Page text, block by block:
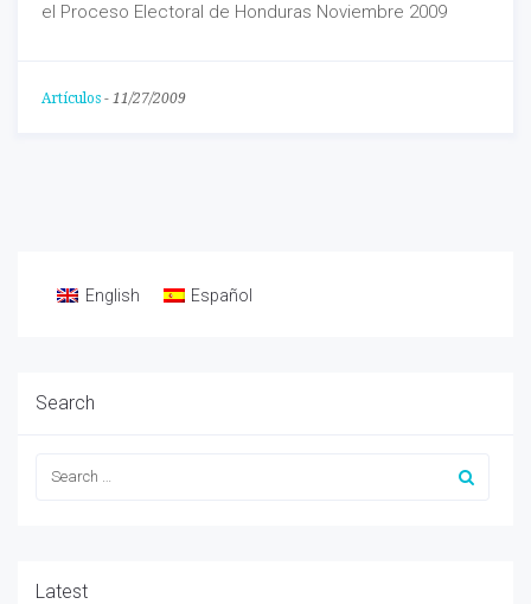
el Proceso Electoral de Honduras Noviembre 2009
Artículos - 11/27/2009
English Español
Search
Latest